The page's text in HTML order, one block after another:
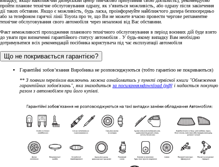
пройти планове технічне обслуговування одразу, як з’явиться можливість, або одразу після закінчення
дії таких обставин. Якщо є можливість, будь ласка, проінформуйте найближчого дилера безпосередньо
або за телефоном гарячої лінії Toyota про те, що Ви не можете вчасно провести чергове регламентне
технічне обслуговування свого автомобіля через незалежні від Вас обставини.
Факт неможливості проходження планового технічного обслуговування в період воєнних дій буде взято
до уваги при визначенні гарантійного статусу автомобіля . У будь-якому випадку Вам необхідно
дотримуватися всіх рекомендацій посібника користувача під час експлуатації автомобіля
Що не покривається гарантією?
Гарантійні зобов’язання Виробника не розповсюджуються (тобто гарантією не покриваються)
** З повним переліком виключень можна ознайомитись у пункті сервісної книги "Обмеження
гарантійних зобов'язань", яка знаходиться за посиланнямdownload (pdf(і надається покупцю
разом з автомобілем при його купівлі.